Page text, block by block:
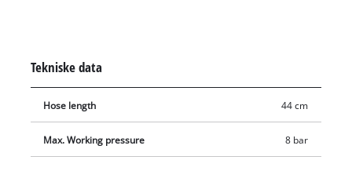
Tekniske data
Hose length 44 cm
Max. Working pressure 8 bar